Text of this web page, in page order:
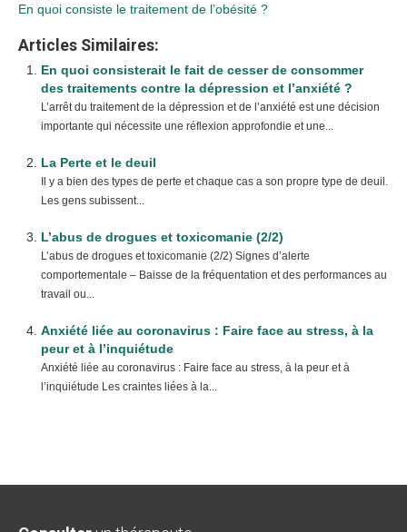
En quoi consiste le traitement de l’obésité ?
Articles Similaires:
En quoi consisterait le fait de cesser de consommer
des traitements contre la dépression et l’anxiété ?
L’arrêt du traitement de la dépression et de l’anxiété est une décision
importante qui nécessite une réflexion approfondie et une...
La Perte et le deuil
Il y a bien des types de perte et chaque cas a son propre type de deuil.
Les gens subissent...
L’abus de drogues et toxicomanie (2/2)
L’abus de drogues et toxicomanie (2/2) Signes d’alerte
comportementale – Baisse de la fréquentation et des performances au
travail ou...
Anxiété liée au coronavirus : Faire face au stress, à la
peur et à l’inquiétude
Anxiété liée au coronavirus : Faire face au stress, à la peur et à
l’inquiétude Les craintes liées à la...